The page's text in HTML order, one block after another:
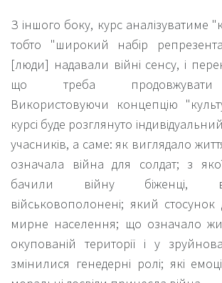
З іншого боку, курс аналізуватиме
тобто "широкий набір
[люди] надавали війні сенсу, і
що треба продовжувати
Використовуючи концепцію
курсі буде розглянуто індивідуальний
учасників, а саме: як виглядало
означала війна для солдат; з
бачили війну біженці,
військовополонені; який
мирне населення; що означало
окупованій території і у
змінилися генедерні ролі; які